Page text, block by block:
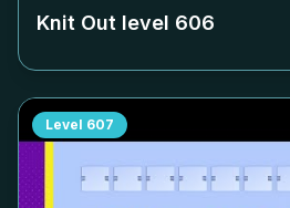
Knit Out level 606
Level 607